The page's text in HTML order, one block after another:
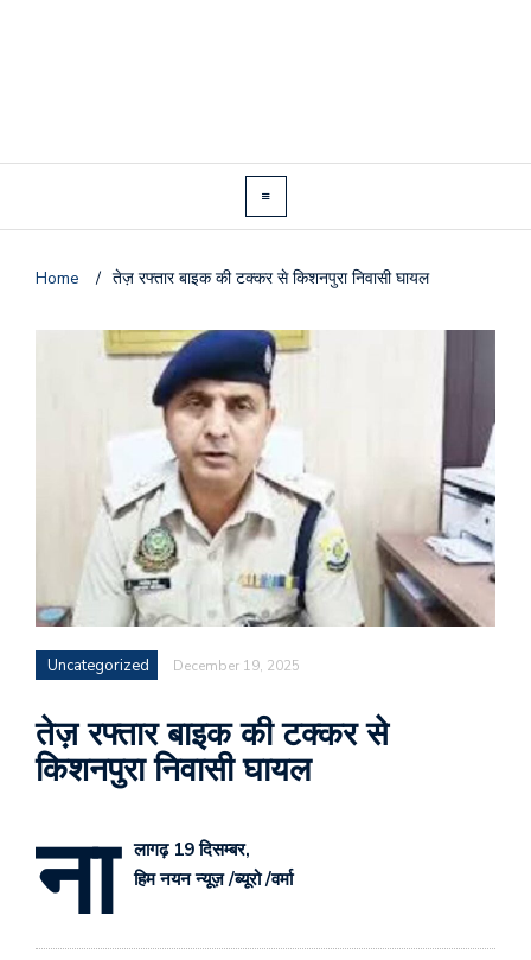
Home / तेज़ रफ्तार बाइक की टक्कर से किशनपुरा निवासी घायल
Uncategorized December 19, 2025
तेज़ रफ्तार बाइक की टक्कर से
किशनपुरा निवासी घायल
ना
लागढ़ 19 दिसम्बर,
हिम नयन न्यूज़ /ब्यूरो /वर्मा